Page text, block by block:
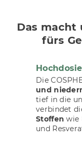
Das macht
fürs
Die
und
tief in die
verbindet
Stoffen wie
und